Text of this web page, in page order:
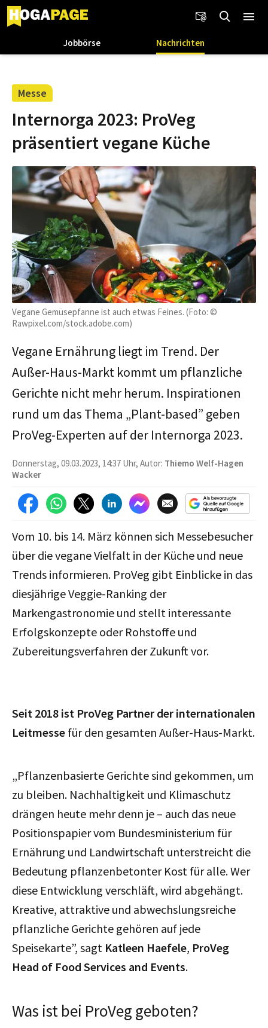
Jobbörse Nachrichten
Messe
Internorga 2023: ProVeg
präsentiert vegane Küche
Vegane Gemüsepfanne ist auch etwas Feines. (Foto: ©
Rawpixel.com/stock.adobe.com)
Vegane Ernährung liegt im Trend. Der
Außer-Haus-Markt kommt um pflanzliche
Gerichte nicht mehr herum. Inspirationen
rund um das Thema „Plant-based” geben
ProVeg-Experten auf der Internorga 2023.
Donnerstag, 09.03.2023, 14:37 Uhr, Autor: Thiemo Welf-Hagen
Wacker
Vom 10. bis 14. März können sich Messebesucher
über die vegane Vielfalt in der Küche und neue
Trends informieren. ProVeg gibt Einblicke in das
diesjährige Veggie-Ranking der
Markengastronomie und stellt interessante
Erfolgskonzepte oder Rohstoffe und
Zubereitungsverfahren der Zukunft vor.
Seit 2018 ist ProVeg Partner der internationalen
Leitmesse für den gesamten Außer-Haus-Markt.
„Pflanzenbasierte Gerichte sind gekommen, um
zu bleiben. Nachhaltigkeit und Klimaschutz
drängen heute mehr denn je – auch das neue
Positionspapier vom Bundesministerium für
Ernährung und Landwirtschaft unterstreicht die
Bedeutung pflanzenbetonter Kost für alle. Wer
diese Entwicklung verschläft, wird abgehängt.
Kreative, attraktive und abwechslungsreiche
pflanzliche Gerichte gehören auf jede
Speisekarte”, sagt Katleen Haefele, ProVeg
Head of Food Services and Events.
Was ist bei ProVeg geboten?